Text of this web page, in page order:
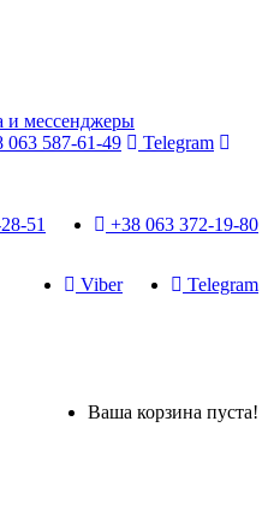
и мессенджеры
063 587-61-49
Telegram
+38 063 372-19-80
51
Telegram
Viber
Ваша корзина пуста!